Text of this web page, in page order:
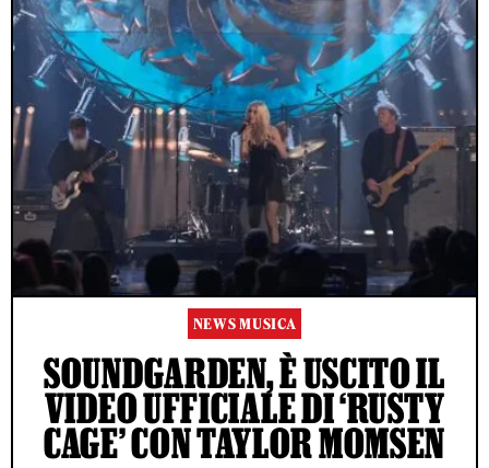
NEWS MUSICA
SOUNDGARDEN, È USCITO IL
VIDEO UFFICIALE DI ‘RUSTY
CAGE’ CON TAYLOR MOMSEN